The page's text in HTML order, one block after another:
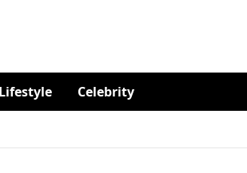
Lifestyle Celebrity